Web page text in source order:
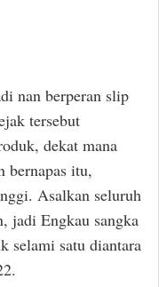
nan berperan slip
tersebut
dekat mana
bernapas itu,
Asalkan seluruh
jadi Engkau sangka
selami satu diantara